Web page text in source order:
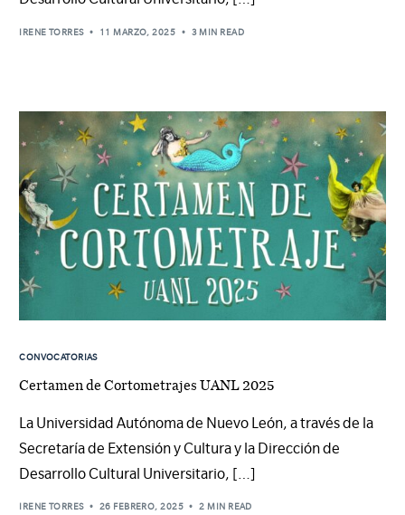
IRENE TORRES 11 MARZO, 2025 3 MIN READ
CONVOCATORIAS
Certamen de Cortometrajes UANL 2025
La Universidad Autónoma de Nuevo León, a través de la
Secretaría de Extensión y Cultura y la Dirección de
Desarrollo Cultural Universitario, […]
IRENE TORRES 26 FEBRERO, 2025 2 MIN READ